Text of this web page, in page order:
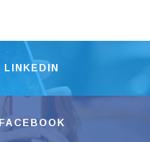
LINKEDIN
FACEBOOK